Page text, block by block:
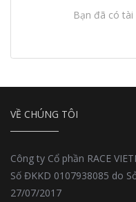
Bạn đã có tài
VỀ CHÚNG TÔI
Công ty Cổ phần RACE
Số ĐKKD 0107938085 do
27/07/2017